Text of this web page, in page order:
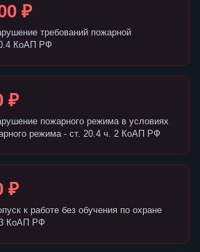
₽
требований пожарной
КоАП РФ
₽
пожарного режима в условиях
режима - ст. 20.4 ч. 2 КоАП РФ
₽
к работе без обучения по охране
3 КоАП РФ